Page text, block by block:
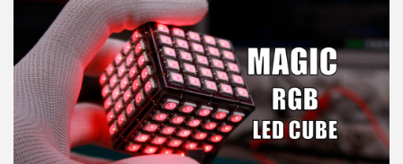
Kontakt
Newsletter
Magazyny
Archiwum